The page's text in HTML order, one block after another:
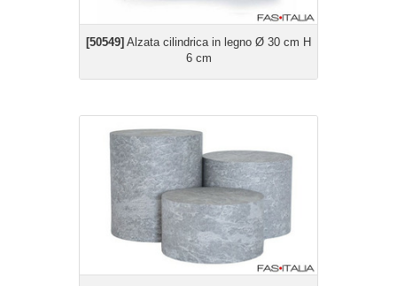
[50549] Alzata cilindrica in legno Ø 30 cm H
6 cm